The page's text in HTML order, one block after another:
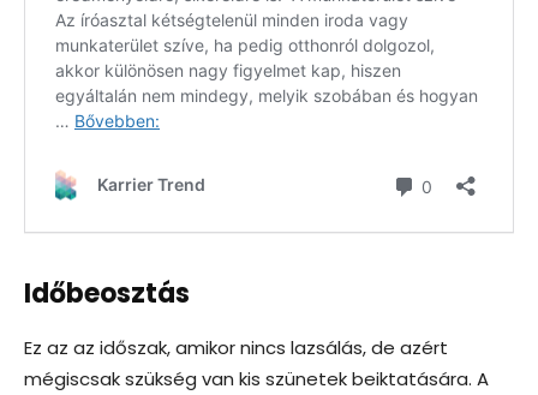
Időbeosztás
Ez az az időszak, amikor nincs lazsálás, de azért
mégiscsak szükség van kis szünetek beiktatására. A